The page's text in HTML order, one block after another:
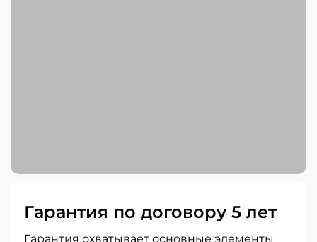
Гарантия по договору 5 лет
Гарантия охватывает основные элементы